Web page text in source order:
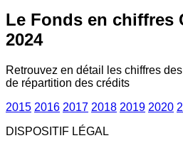
Le Fonds en chiffres
2024
Retrouvez en détail les chiffres
de répartition des crédits
2015 2016 2017 2018 2019 2020
DISPOSITIF LÉGAL